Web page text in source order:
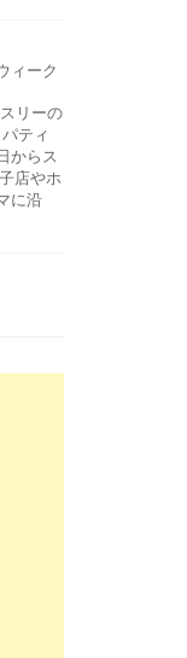
ィーク
リーの
ティ
からス
店やホ
に沿